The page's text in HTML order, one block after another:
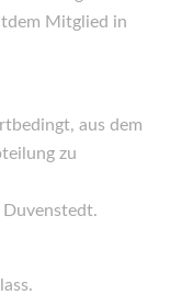
Mitglied in
aus dem
zu